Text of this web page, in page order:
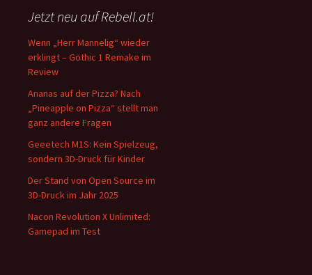
Jetzt neu auf Rebell.at!
Wenn „Herr Mannelig“ wieder
erklingt – Gothic 1 Remake im
Review
Ananas auf der Pizza? Nach
„Pineapple on Pizza“ stellt man
ganz andere Fragen
Geeetech M1S: Kein Spielzeug,
sondern 3D-Druck für Kinder
Der Stand von Open Source im
3D-Druck im Jahr 2025
Nacon Revolution X Unlimited:
Gamepad im Test